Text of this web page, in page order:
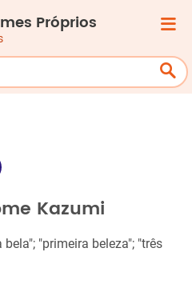
Próprios
Kazumi
"primeira beleza"; "três